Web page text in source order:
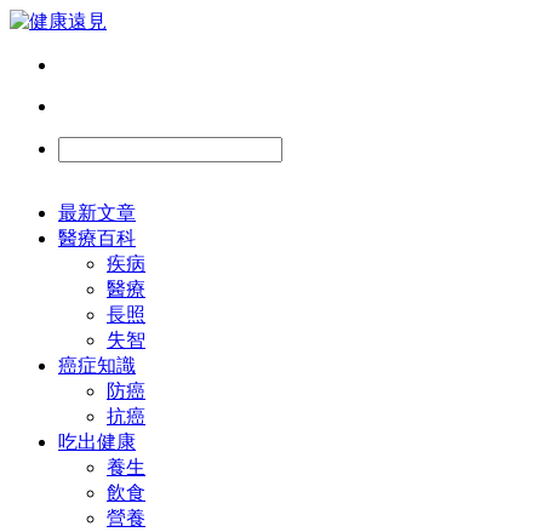
最新文章
醫療百科
疾病
醫療
長照
失智
癌症知識
防癌
抗癌
吃出健康
養生
飲食
營養